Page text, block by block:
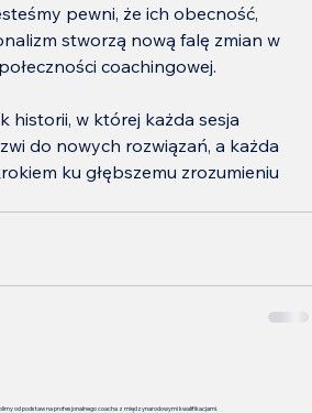
pewni, że ich obecność,
stworzą nową falę zmian w
coachingowej.
historii, w której każda sesja
do nowych rozwiązań, a każda
ku głębszemu zrozumieniu
od podstaw na profesjonalnego coacha z międzynarodowymi kwalifikacjami.